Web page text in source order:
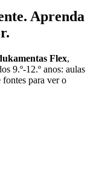
Aprenda
Flex,
9.º-12.º anos: aulas
fontes para ver o